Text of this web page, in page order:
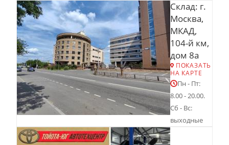
Склад: г.
Москва,
МКАД,
104-й км,
дом 8а
ПОКАЗАТЬ
НА КАРТЕ
Пн - Пт:
8.00 - 20.00.
Сб - Вс:
выходные